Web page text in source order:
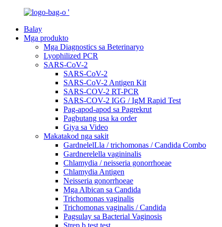
Balay
Mga produkto
Mga Diagnostics sa Beterinaryo
Lyophilized PCR
SARS-CoV-2
SARS-CoV-2
SARS-CoV-2 Antigen Kit
SARS-COV-2 RT-PCR
SARS-COV-2 IGG / IgM Rapid Test
Pag-apod-apod sa Pagrekrut
Pagbutang usa ka order
Giya sa Video
Makatakod nga sakit
GardnelelLla / trichomonas / Candida Combo
Gardnerelella vagininalis
Chlamydia / neisseria gonorrhoeae
Chlamydia Antigen
Neisseria gonorrhoeae
Mga Albican sa Candida
Trichomonas vaginalis
Trichomonas vaginalis / Candida
Pagsulay sa Bacterial Vaginosis
Strep b test test